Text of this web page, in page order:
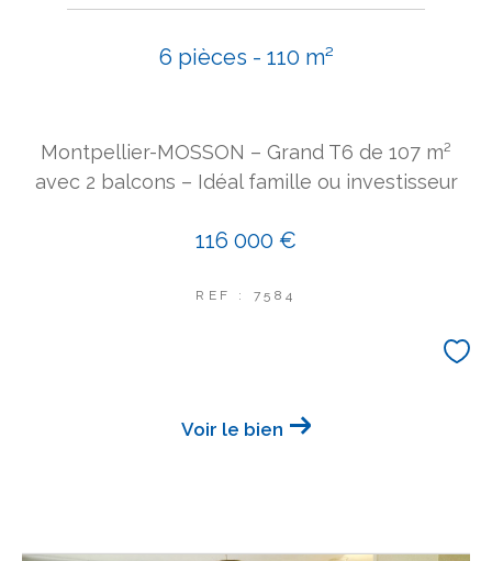
6 pièces - 110 m²
Montpellier-MOSSON – Grand T6 de 107 m²
avec 2 balcons – Idéal famille ou investisseur
116 000 €
REF : 7584
Voir le bien